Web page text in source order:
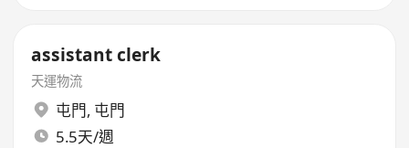
assistant clerk
天運物流
屯門, 屯門
5.5天/週